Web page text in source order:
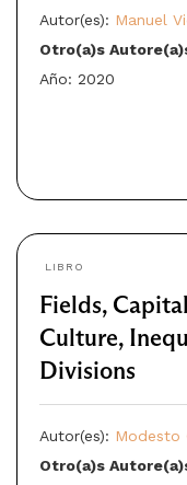
Autor(es): Manuel
Otro(a)s
Año: 2020
LIBRO
Fields,
Culture,
Divisions
Autor(es): Modesto
Otro(a)s